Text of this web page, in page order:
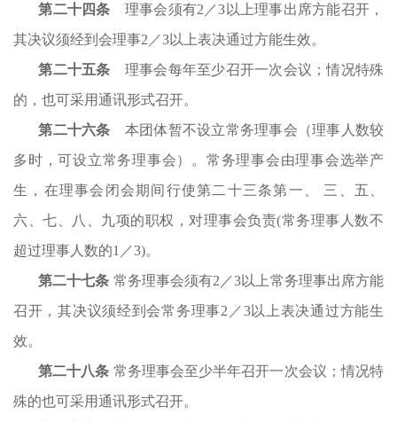
第二十四条 理事会须有2／3以上理事出席方能召开，
其决议须经到会理事2／3以上表决通过方能生效。
第二十五条 理事会每年至少召开一次会议；情况特殊
的，也可采用通讯形式召开。
第二十六条 本团体暂不设立常务理事会（理事人数较
多时，可设立常务理事会）。常务理事会由理事会选举产
生，在理事会闭会期间行使第 二十三条第一、
三、五、
六、七、八、九项的职权，对理事会负责(常务理事人数不
超过理事人数的1／3)。
第二十七条 常务理事会须有2／3以上常务理事出席方能
召开，其决议须经到会常务理事2／3以上表决通过方能生
效。
第二十八条 常务理事会至少半年召开一次会议；情况特
殊的也可采用通讯形式召开。